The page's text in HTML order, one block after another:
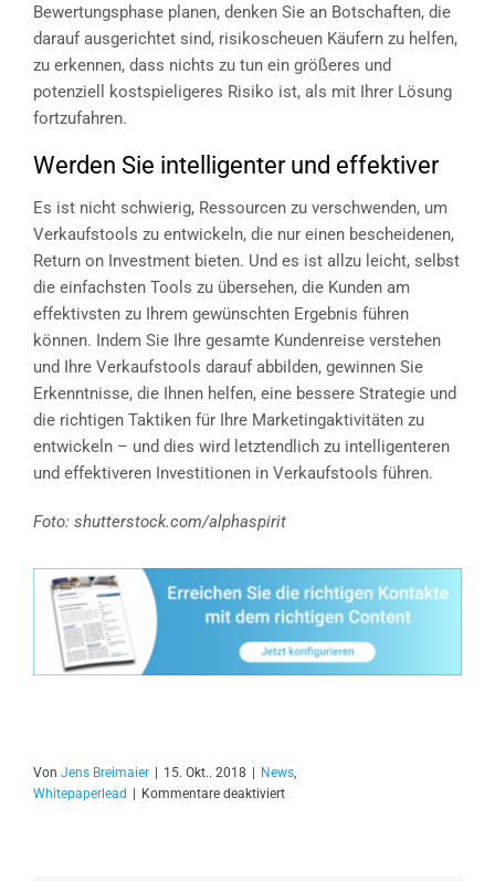
Bewertungsphase planen, denken Sie an Botschaften, die
darauf ausgerichtet sind, risikoscheuen Käufern zu helfen,
zu erkennen, dass nichts zu tun ein größeres und
potenziell kostspieligeres Risiko ist, als mit Ihrer Lösung
fortzufahren.
Werden Sie intelligenter und effektiver
Es ist nicht schwierig, Ressourcen zu verschwenden, um
Verkaufstools zu entwickeln, die nur einen bescheidenen,
Return on Investment bieten. Und es ist allzu leicht, selbst
die einfachsten Tools zu übersehen, die Kunden am
effektivsten zu Ihrem gewünschten Ergebnis führen
können. Indem Sie Ihre gesamte Kundenreise verstehen
und Ihre Verkaufstools darauf abbilden, gewinnen Sie
Erkenntnisse, die Ihnen helfen, eine bessere Strategie und
die richtigen Taktiken für Ihre Marketingaktivitäten zu
entwickeln – und dies wird letztendlich zu intelligenteren
und effektiveren Investitionen in Verkaufstools führen.
Foto: shutterstock.com/alphaspirit
Von Jens Breimaier | 15. Okt.. 2018 | News
Whitepaperlead | Kommentare deaktiviertfür